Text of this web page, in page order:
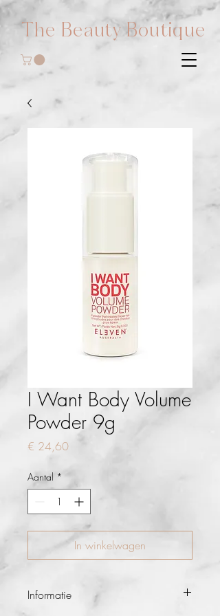
The Beauty Boutique
I Want Body Volume
Powder 9g
€ 24,60Prijs
Aantal *
In winkelwagen
Informatie